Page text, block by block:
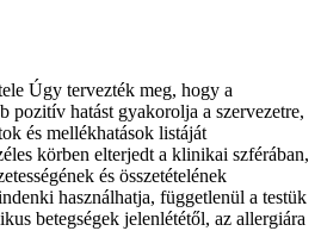
Úgy tervezték meg, hogy a
pozitív hatást gyakorolja a szervezetre,
és mellékhatások listáját
körben elterjedt a klinikai szférában,
és összetételének
használhatja, függetlenül a testük
betegségek jelenlététől, az allergiára